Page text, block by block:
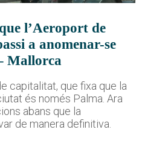
l’Aeroport de
a anomenar-se
Mallorca
capitalitat, que fixa que la
és només Palma. Ara
abans que la
de manera definitiva.